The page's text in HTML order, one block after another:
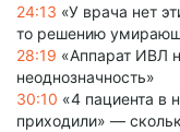
24:13 «У врача нет
то решению
28:19 «Аппарат ИВЛ
неоднозначность»
30:10 «4 пациента в
приходили» —